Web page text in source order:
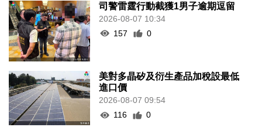
司警雷霆行動截獲1男子逾期逗留
2026-08-07 10:34
157
0
美對多晶矽及衍生產品加稅設最低
進口價
2026-08-07 09:54
116
0